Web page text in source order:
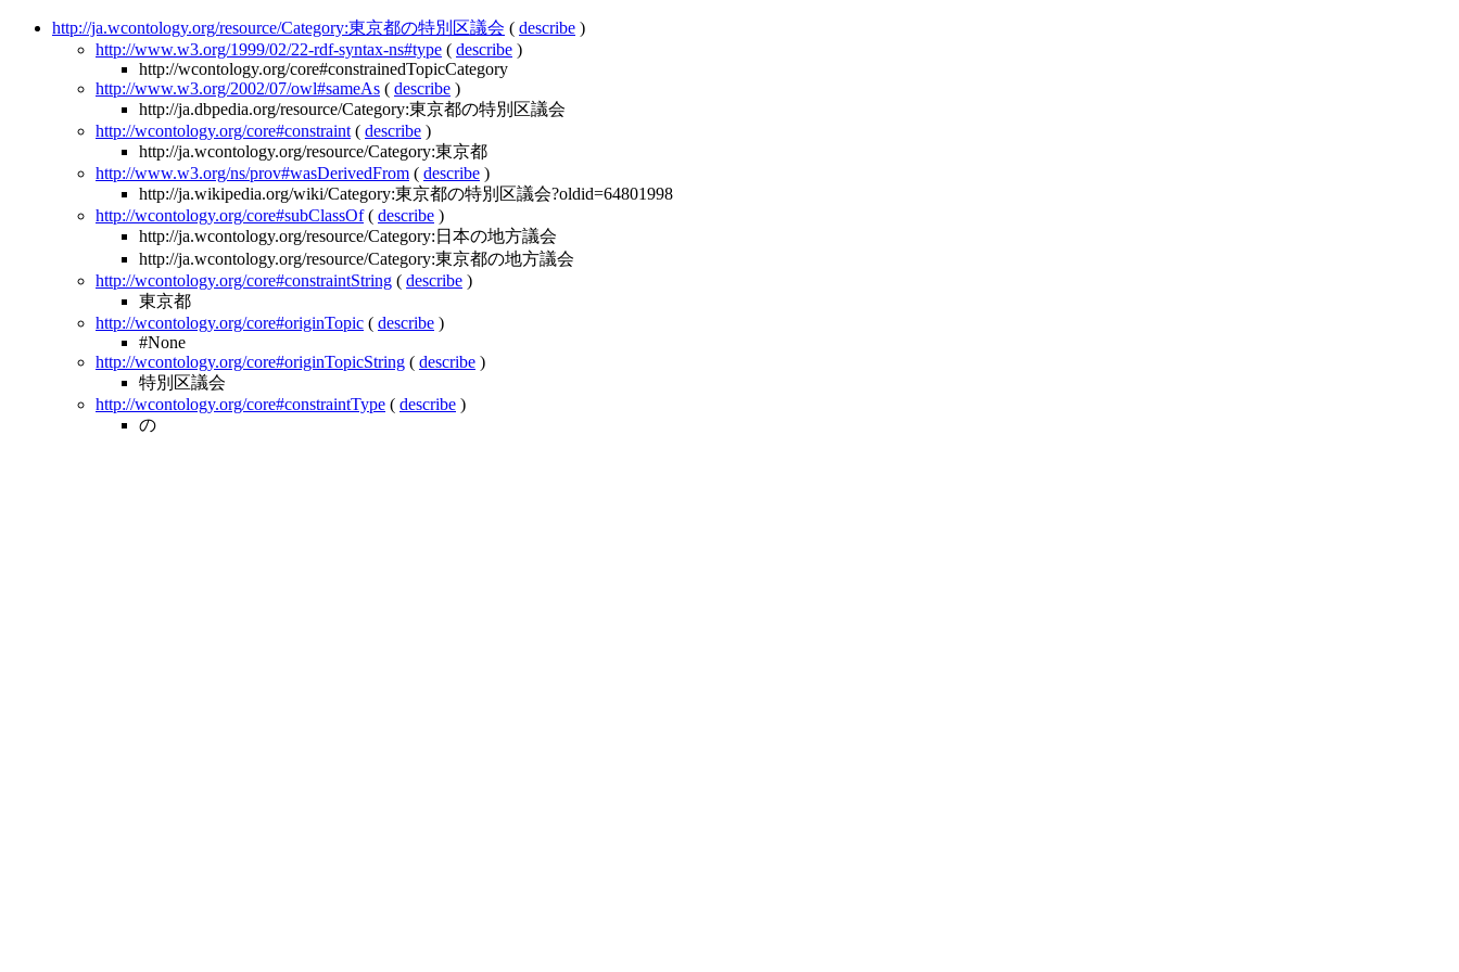
http://ja.wcontology.org/resource/Category:東京都の特別区議会 ( describe )
http://www.w3.org/1999/02/22-rdf-syntax-ns#type ( describe )
http://wcontology.org/core#constrainedTopicCategory
http://www.w3.org/2002/07/owl#sameAs ( describe )
http://ja.dbpedia.org/resource/Category:東京都の特別区議会
http://wcontology.org/core#constraint ( describe )
http://ja.wcontology.org/resource/Category:東京都
http://www.w3.org/ns/prov#wasDerivedFrom ( describe )
http://ja.wikipedia.org/wiki/Category:東京都の特別区議会?oldid=64801998
http://wcontology.org/core#subClassOf( describe )
http://ja.wcontology.org/resource/Category:日本の地方議会
http://ja.wcontology.org/resource/Category:東京都の地方議会
http://wcontology.org/core#constraintString ( describe )
東京都
http://wcontology.org/core#originTopic ( describe )
#None
http://wcontology.org/core#originTopicString ( describe )
特別区議会
http://wcontology.org/core#constraintType ( describe )
の